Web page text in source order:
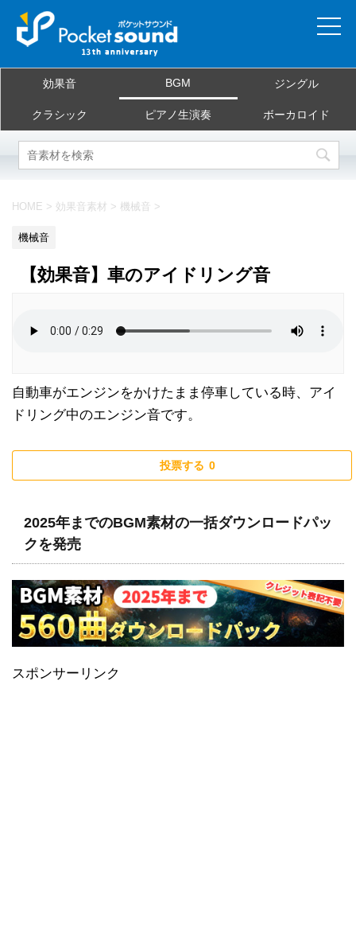
当サイトについて
ご利用規約
お問合せ
効果音 BGM ジングル
クラシック ピアノ生演奏 ボーカロイド
HOME > 効果音素材 > 機械音 >
機械音
【効果音】車のアイドリング音
自動車がエンジンをかけたまま停車している時、アイ
ドリング中のエンジン音です。
投票する 0
2025年までのBGM素材の一括ダウンロードパッ
クを発売
スポンサーリンク